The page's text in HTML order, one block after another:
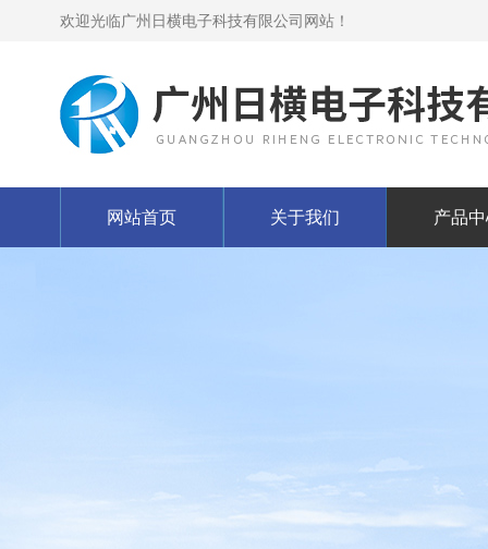
欢迎光临广州日横电子科技有限公司网站！
网站首页 关于我们 产品